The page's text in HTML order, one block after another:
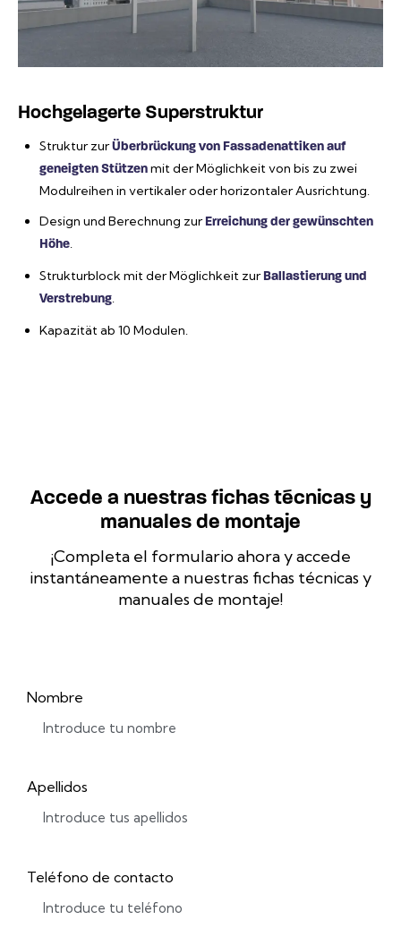
Hochgelagerte Superstruktur
Struktur zurÜberbrückung von Fassadenattiken auf
geneigten Stützenmit der Möglichkeit von bis zu zwei
Modulreihen in vertikaler oder horizontaler Ausrichtung.
Design und Berechnung zurErreichung der gewünschten
Höhe.
Strukturblock mit der Möglichkeit zurBallastierung und
Verstrebung.
Kapazität ab 10 Modulen.
Accede a nuestras fichas técnicas y
manuales de montaje
¡Completa el formulario ahora y accede
instantáneamente a nuestras fichas técnicas y
manuales de montaje!
Nombre
Apellidos
Teléfono de contacto